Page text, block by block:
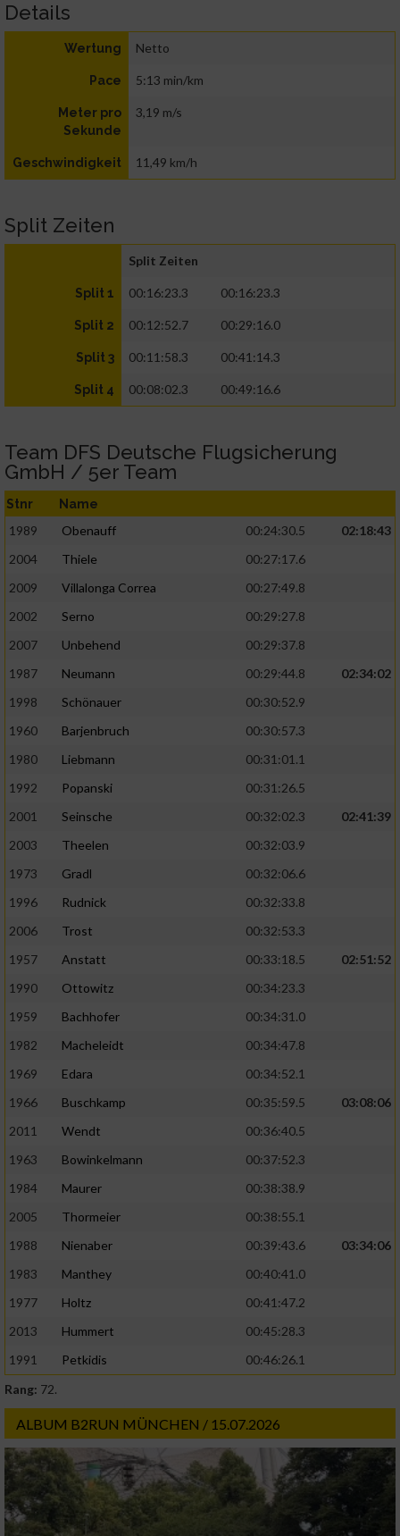
Details
Wertung Netto
Pace 5:13 min/km
Meter pro
Sekunde
3,19 m/s
Geschwindigkeit 11,49 km/h
Split Zeiten
Split Zeiten
Split 1 00:16:23.3 00:16:23.3
Split 2 00:12:52.7 00:29:16.0
Split 3 00:11:58.3 00:41:14.3
Split 4 00:08:02.3 00:49:16.6
Team DFS Deutsche Flugsicherung
GmbH / 5er Team
Stnr Name
1989 Obenauff 00:24:30.5
02:18:43
2004
Thiele
00:27:17.6
2009
Villalonga Correa
00:27:49.8
2002
Serno
00:29:27.8
2007
Unbehend
00:29:37.8
1987
Neumann 00:29:44.8
02:34:02
1998
Schönauer
00:30:52.9
1960
Barjenbruch
00:30:57.3
1980
Liebmann
00:31:01.1
1992
Popanski
00:31:26.5
2001
Seinsche 00:32:02.3
02:41:39
2003
Theelen
00:32:03.9
1973
Gradl
00:32:06.6
1996
Rudnick
00:32:33.8
2006
Trost
00:32:53.3
1957
Anstatt 00:33:18.5
02:51:52
1990
Ottowitz
00:34:23.3
1959
Bachhofer
00:34:31.0
1982
Macheleidt
00:34:47.8
1969
Edara
00:34:52.1
1966
Buschkamp 00:35:59.5
03:08:06
2011
Wendt
00:36:40.5
1963
Bowinkelmann
00:37:52.3
1984
Maurer
00:38:38.9
2005
Thormeier
00:38:55.1
1988
Nienaber 00:39:43.6
03:34:06
1983
Manthey
00:40:41.0
1977
Holtz
00:41:47.2
2013
Hummert
00:45:28.3
1991
Petkidis
00:46:26.1
Rang: 72.
ALBUM B2RUN MÜNCHEN / 15.07.2026